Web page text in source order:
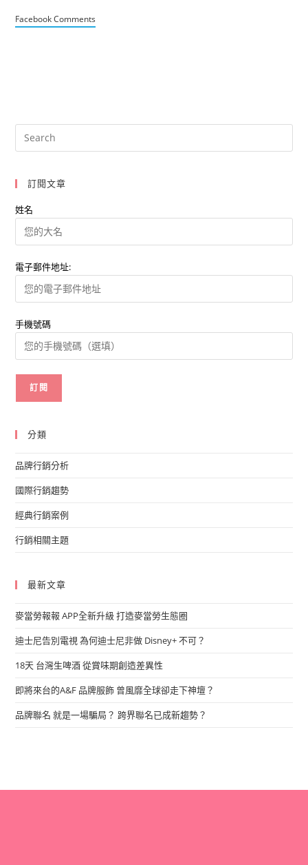
Facebook Comments
訂閱文章
姓名
電子郵件地址:
手機號碼
分類
品牌行銷分析
國際行銷趨勢
經典行銷案例
行銷相關主題
最新文章
麥當勞報報 APP全新升級 打造麥當勞生態圈
迪士尼告別電視 為何迪士尼非做 Disney+ 不可？
18天 台灣生啤酒 從賞味期創造差異性
即將來台的A&F 品牌服飾 曾風靡全球卻走下神壇？
品牌聯名 就是一場騙局？ 跨界聯名已成新趨勢？